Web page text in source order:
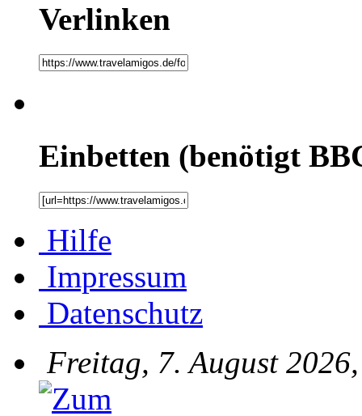
Verlinken
Einbetten (benötigt
Hilfe
Impressum
Datenschutz
Freitag, 7. August